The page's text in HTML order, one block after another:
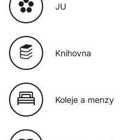
JU
Knihovna
Koleje a menzy